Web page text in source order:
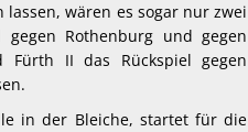
wären es sogar nur zwei
Rothenburg und gegen
Fürth II das Rückspiel gegen
in der Bleiche, startet für die